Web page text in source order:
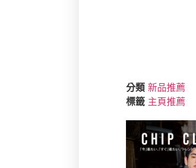
分類 新品推薦
標籤 主頁推薦